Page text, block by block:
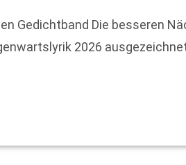
Gedichtband Die besseren
2026